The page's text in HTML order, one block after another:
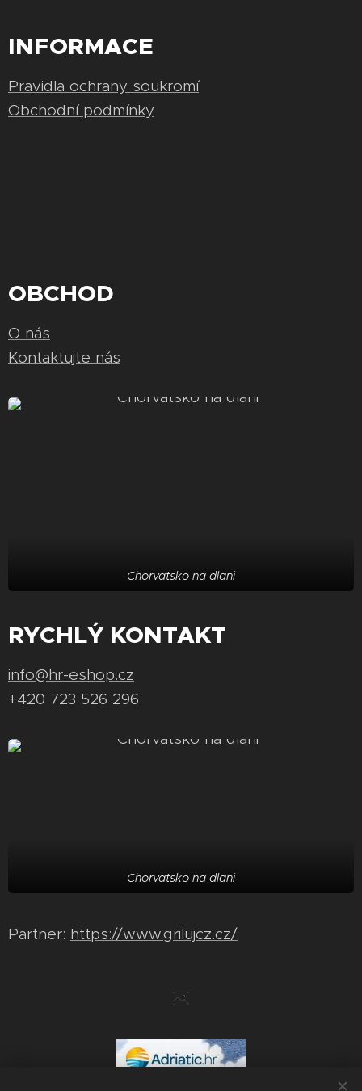
INFORMACE
Pravidla ochrany soukromí
Obchodní podmínky
OBCHOD
O nás
Kontaktujte nás
Chorvatsko na dlani
RYCHLÝ KONTAKT
info@hr-eshop.cz
+420 723 526 296
Chorvatsko na dlani
Partner: https://www.grilujcz.cz/